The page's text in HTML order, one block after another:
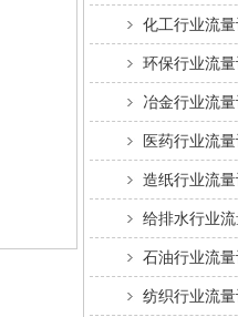
化工行业流
环保行业流
冶金行业流
医药行业流
造纸行业流
给排水行业
石油行业流
纺织行业流